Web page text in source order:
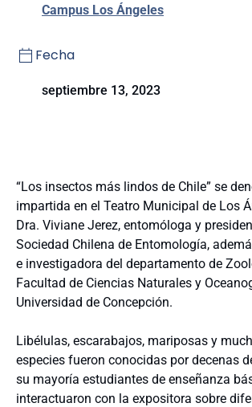
Campus Los Ángeles
Fecha
septiembre 13, 2023
“Los insectos más lindos de Chile” se
impartida en el Teatro Municipal de Los
Dra. Viviane Jerez, entomóloga y
Sociedad Chilena de Entomología,
e investigadora del departamento de
Facultad de Ciencias Naturales y
Universidad de Concepción.
Libélulas, escarabajos, mariposas y
especies fueron conocidas por decenas
su mayoría estudiantes de enseñanza
interactuaron con la expositora sobre